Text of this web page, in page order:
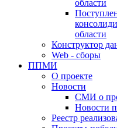
области
области
Конструктор
Web - сборы
ППМИ
О проекте
Новости
СМИ о
Новости
Реестр